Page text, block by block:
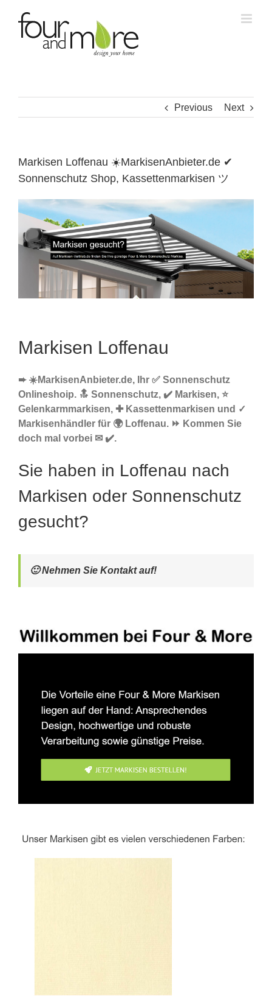
content
Previous Next
Markisen Loffenau ☀️MarkisenAnbieter.de ✔
Sonnenschutz Shop, Kassettenmarkisen ツ
Markisen Loffenau
➨ ☀️MarkisenAnbieter.de, Ihr ✅ Sonnenschutz
Onlineshoip. 🔝 Sonnenschutz, ✔️ Markisen, ⭐
Gelenkarmmarkisen, ✚ Kassettenmarkisen und ✓
Markisenhändler für 🌍 Loffenau. ⏩ Kommen Sie
doch mal vorbei ✉ ✔️.
Sie haben in Loffenau nach
Markisen oder Sonnenschutz
gesucht?
🙂 Nehmen Sie Kontakt auf!